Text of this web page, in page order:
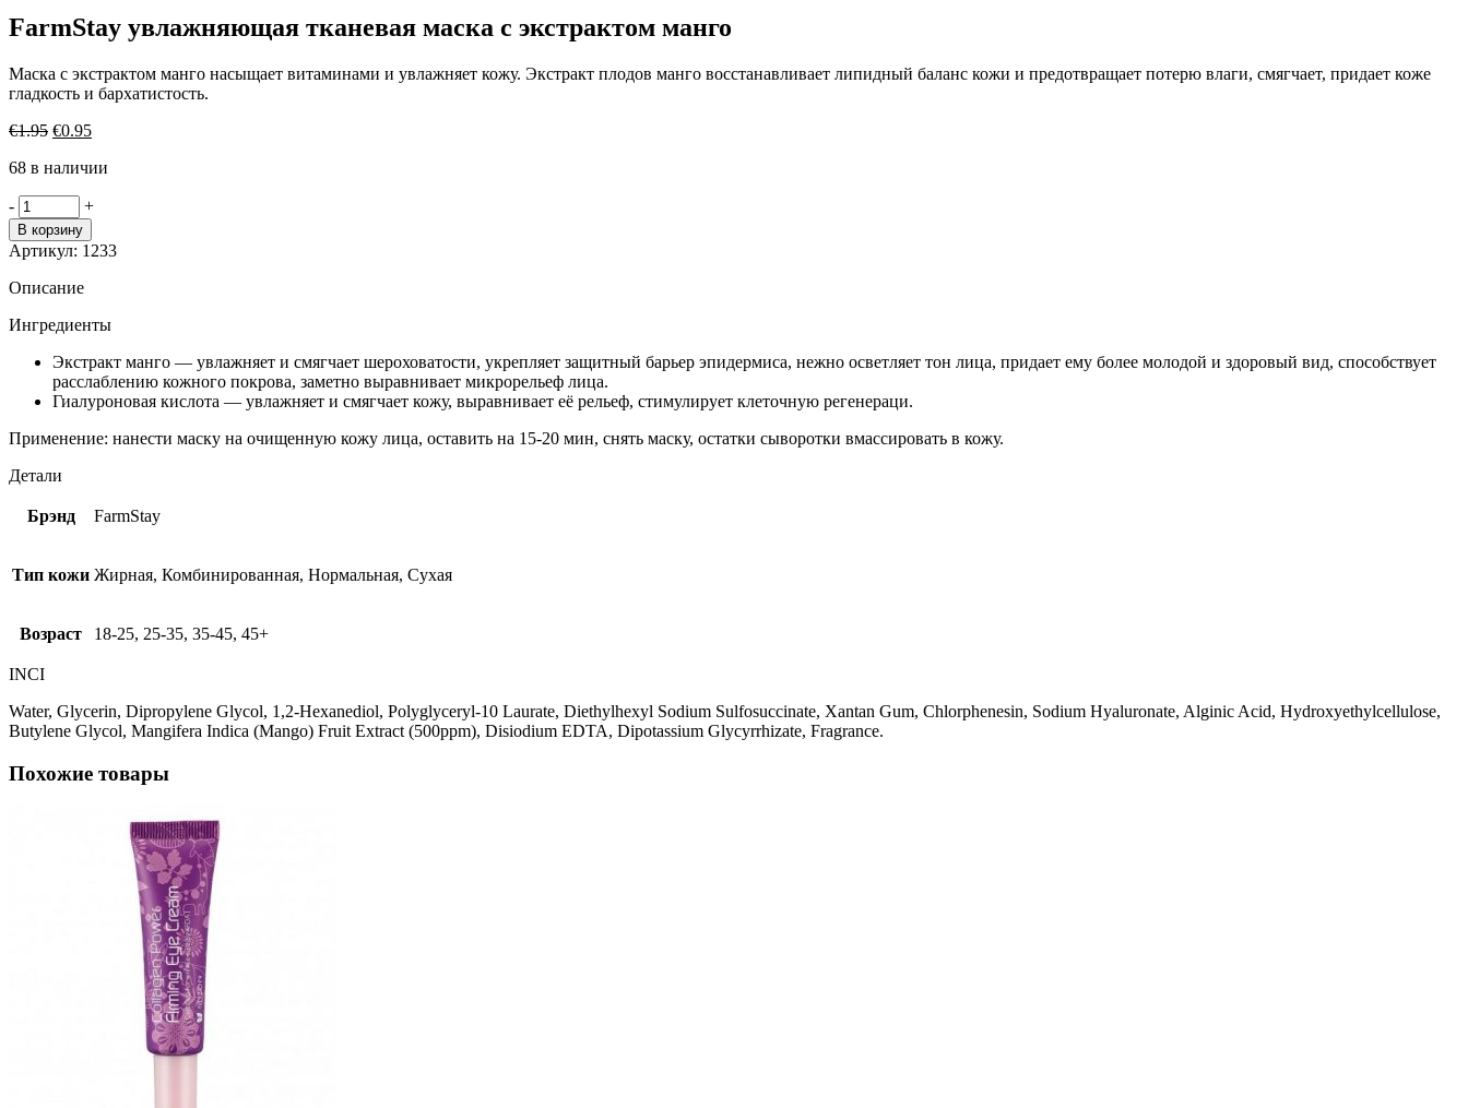
FarmStay увлажняющая тканевая маска с экстрактом манго
Маска с экстрактом манго насыщает витаминами и увлажняет кожу. Экстракт плодов манго восстанавливает липидный баланс кожи и предотвращает потерю влаги, смягчает, придает коже
гладкость и бархатистость.
€1.95 Первоначальная
составляла
€0.95Текущая
€0.95.
68 в наличии
- Количество
товара
FarmStay
увлажняющая
тканевая
с
манго
+
В корзину
Артикул: 1233
Описание
Ингредиенты
Экстракт манго ― увлажняет и смягчает шероховатости, укрепляет защитный барьер эпидермиса, нежно осветляет тон лица, придает ему более молодой и здоровый вид, способствует
расслаблению кожного покрова, заметно выравнивает микрорельеф лица.
Гиалуроновая кислота ― увлажняет и смягчает кожу, выравнивает её рельеф, стимулирует клеточную регенераци.
Применение: нанести маску на очищенную кожу лица, оставить на 15-20 мин, снять маску, остатки сыворотки вмассировать в кожу.
Детали
Брэнд FarmStay
Тип кожи Жирная, Комбинированная, Нормальная, Сухая
Возраст 18-25, 25-35, 35-45, 45+
INCI
Water, Glycerin, Dipropylene Glycol, 1,2-Hexanediol, Polyglyceryl-10 Laurate, Diethylhexyl Sodium Sulfosuccinate, Xantan Gum, Chlorphenesin, Sodium Hyaluronate, Alginic Acid, Hydroxyethylcellulose,
Butylene Glycol, Mangifera Indica (Mango) Fruit Extract (500ppm), Disiodium EDTA, Dipotassium Glycyrrhizate, Fragrance.
Похожие товары